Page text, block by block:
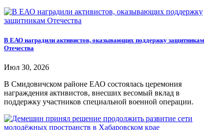
В ЕАО наградили активистов, оказывающих поддержку защитникам
Отечества
Июл 30, 2026
В Смидовичском районе ЕАО состоялась церемония
награждения активистов, внесших весомый вклад в
поддержку участников специальной военной операции.